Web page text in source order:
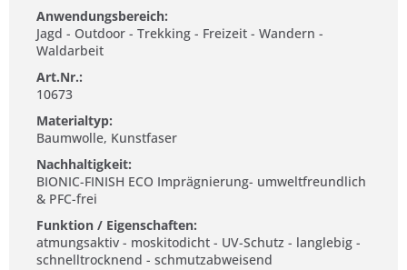
Anwendungsbereich:
Jagd - Outdoor - Trekking - Freizeit - Wandern -
Waldarbeit
Art.Nr.:
10673
Materialtyp:
Baumwolle, Kunstfaser
Nachhaltigkeit:
BIONIC-FINISH ECO Imprägnierung- umweltfreundlich
& PFC-frei
Funktion / Eigenschaften:
atmungsaktiv - moskitodicht - UV-Schutz - langlebig -
schnelltrocknend - schmutzabweisend